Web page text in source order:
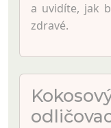
a uvidíte, jak
zdravé.